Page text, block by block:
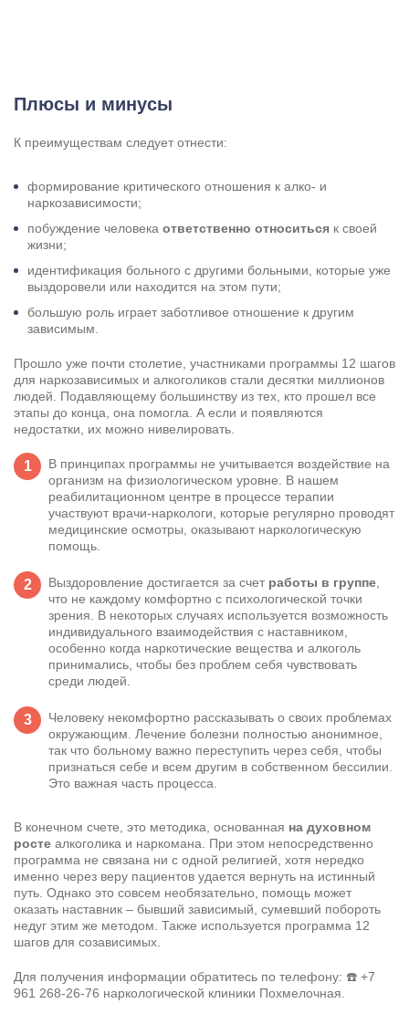
Плюсы и минусы
К преимуществам следует отнести:
формирование критического отношения к алко- и
наркозависимости;
побуждение человека ответственно относиться к своей
жизни;
идентификация больного с другими больными, которые уже
выздоровели или находится на этом пути;
большую роль играет заботливое отношение к другим
зависимым.
Прошло уже почти столетие, участниками программы 12 шагов
для наркозависимых и алкоголиков стали десятки миллионов
людей. Подавляющему большинству из тех, кто прошел все
этапы до конца, она помогла. А если и появляются
недостатки, их можно нивелировать.
В принципах программы не учитывается воздействие на
организм на физиологическом уровне. В нашем
реабилитационном центре в процессе терапии
участвуют врачи-наркологи, которые регулярно проводят
медицинские осмотры, оказывают наркологическую
помощь
Выздоровление достигается за счет работы в группе
что не каждому комфортно с психологической точки
зрения. В некоторых случаях используется возможность
индивидуального взаимодействия с наставником,
особенно когда наркотические вещества и алкоголь
принимались, чтобы без проблем себя чувствовать
среди людей.
Человеку некомфортно рассказывать о своих проблемах
окружающим. Лечение болезни полностью анонимное,
так что больному важно переступить через себя, чтобы
признаться себе и всем другим в собственном бессилии.
Это важная часть процесса.
В конечном счете, это методика, основанная на духовном
росте алкоголика и наркомана. При этом непосредственно
программа не связана ни с одной религией, хотя нередко
именно через веру пациентов удается вернуть на истинный
путь. Однако это совсем необязательно, помощь может
оказать наставник – бывший зависимый, сумевший побороть
недуг этим же методом. Также используется программа 12
шагов для созависимых.
Для получения информации обратитесь по телефону: ☎️ +7
961 268-26-76 наркологической клиники Похмелочная.